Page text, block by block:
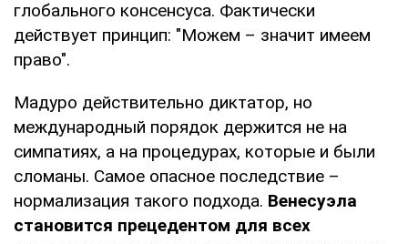
глобального консенсуса. Фактически
действует принцип: "Можем – значит имеем
право".
Мадуро действительно диктатор, но
международный порядок держится не на
симпатиях, а на процедурах, которые и были
сломаны. Самое опасное последствие –
нормализация такого подхода. Венесуэла
становится прецедентом для всех